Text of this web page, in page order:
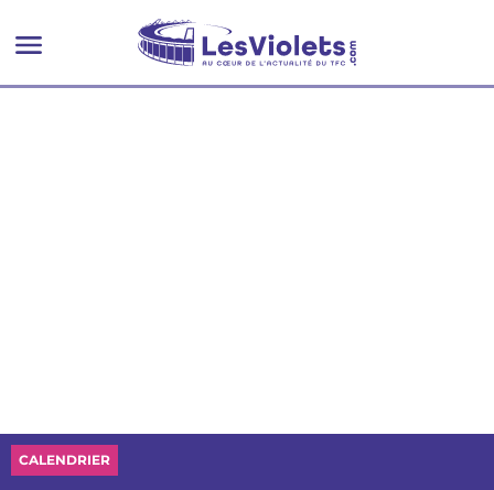
tapis vert
CALENDRIER